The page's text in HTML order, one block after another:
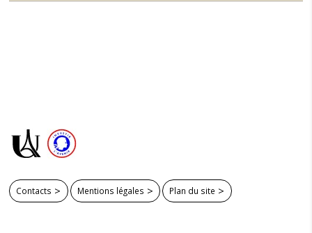
Contacts Mentions légales Plan du site